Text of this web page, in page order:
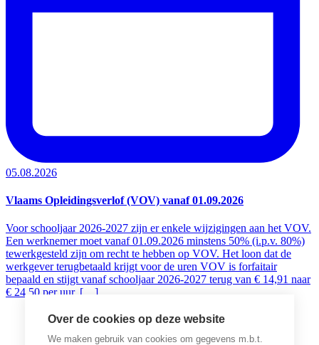
Over de cookies op deze website
We maken gebruik van cookies om gegevens m.b.t.
05.08.2026
Vlaams Opleidingsverlof (VOV) vanaf 01.09.2026
Voor schooljaar 2026-2027 zijn er enkele wijzigingen aan het VOV.
Een werknemer moet vanaf 01.09.2026 minstens 50% (i.p.v. 80%)
tewerkgesteld zijn om recht te hebben op VOV. Het loon dat de
werkgever terugbetaald krijgt voor de uren VOV is forfaitair
bepaald en stijgt vanaf schooljaar 2026-2027 terug van € 14,91 naar
€ 24,50 per uur. […]